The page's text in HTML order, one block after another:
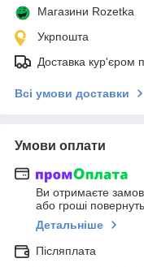
Магазини Rozetka
Укрпошта
Доставка кур'єром
Всі умови доставки
Умови оплати
Ви отримаєте
або гроші
Детальніше
Післяплата